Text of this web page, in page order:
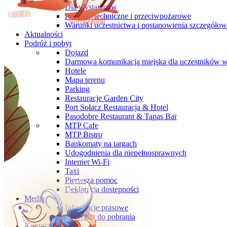
Dla wystawców
Przepisy techniczne i przeciwpożarowe
Warunki uczestnictwa i postanowienia
Aktualności
Podróż i pobyt
Dojazd
Darmowa komunikacja miejska dla uczestników
Hotele
Mapa terenu
Parking
Restauracje Garden City
Port Sołacz Restauracja & Hotel
Pasodobre Restaurant & Tapas Bar
MTP Cafe
MTP Bistro
Bankomaty na targach
Udogodnienia dla niepełnosprawnych
Internet Wi-Fi
Taxi
Pierwsza pomoc
Deklaracja dostępności
Media
Informacje prasowe
Materiały do pobrania